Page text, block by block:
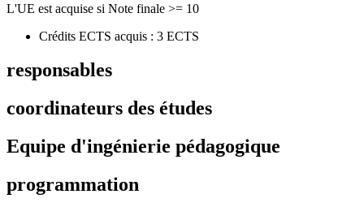
L'UE est acquise si Note finale >= 10
Crédits ECTS acquis : 3 ECTS
responsables
coordinateurs des études
Equipe d'ingénierie pédagogique
programmation